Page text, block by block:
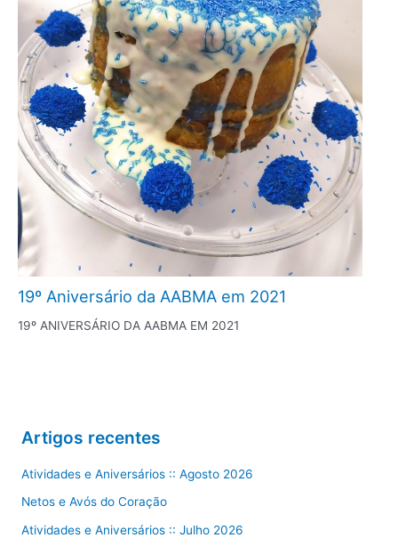
19º Aniversário da AABMA em 2021
19º ANIVERSÁRIO DA AABMA EM 2021
Artigos recentes
Atividades e Aniversários :: Agosto 2026
Netos e Avós do Coração
Atividades e Aniversários :: Julho 2026